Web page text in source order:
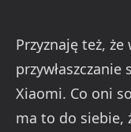
Przyznaję też,
Xiaomi. Co oni
ma to do siebie,